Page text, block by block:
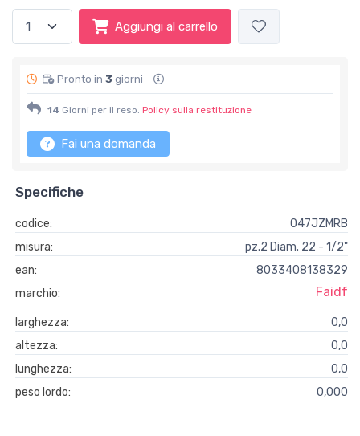
Aggiungi al carrello
Pronto in 3 giorni
14 Giorni per il reso. Policy sulla restituzione
Fai una domanda
Specifiche
codice:
O47JZMRB
misura:
pz.2 Diam. 22 - 1/2"
ean:
8033408138329
marchio:
Faidf
larghezza:
0,0
altezza:
0,0
lunghezza:
0,0
peso lordo:
0,000